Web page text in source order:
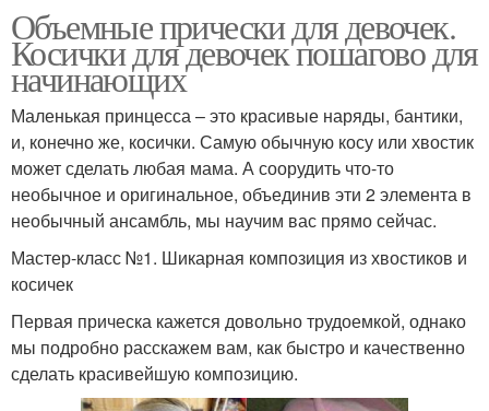
Объемные прически для девочек.
Косички для девочек пошагово для
начинающих
Маленькая принцесса – это красивые наряды, бантики,
и, конечно же, косички. Самую обычную косу или хвостик
может сделать любая мама. А соорудить что-то
необычное и оригинальное, объединив эти 2 элемента в
необычный ансамбль, мы научим вас прямо сейчас.
Мастер-класс №1. Шикарная композиция из хвостиков и
косичек
Первая прическа кажется довольно трудоемкой, однако
мы подробно расскажем вам, как быстро и качественно
сделать красивейшую композицию.